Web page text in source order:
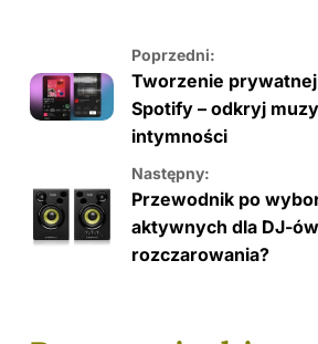
Poprzedni:
Tworzenie
Spotify – odkryj
intymności
Następny:
Przewodnik po
aktywnych dla DJ-
rozczarowania?